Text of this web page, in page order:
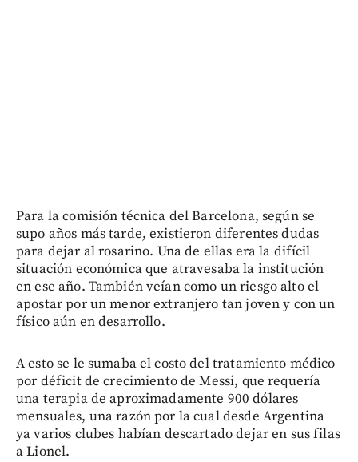
Para la comisión técnica del Barcelona, según se
supo años más tarde, existieron diferentes dudas
para dejar al rosarino. Una de ellas era la difícil
situación económica que atravesaba la institución
en ese año. También veían como un riesgo alto el
apostar por un menor extranjero tan joven y con un
físico aún en desarrollo.
A esto se le sumaba el costo del tratamiento médico
por déficit de crecimiento de Messi, que requería
una terapia de aproximadamente 900 dólares
mensuales, una razón por la cual desde Argentina
ya varios clubes habían descartado dejar en sus filas
a Lionel.